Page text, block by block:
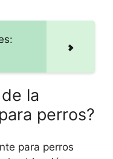
la
perros?
para perros